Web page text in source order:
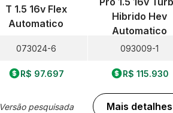
T 1.5 16v Flex
Automatico
073024-6
R$ 97.697
Versão pesquisada
Hibrido Hev
Automatico
093009-1
R$ 115.930
Mais detalhes